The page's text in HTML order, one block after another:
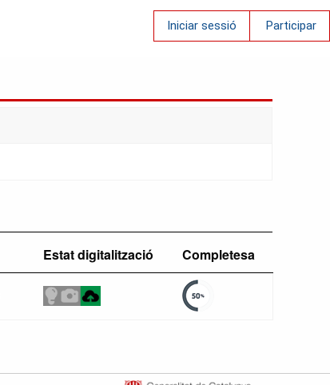
Iniciar sessió Participar
Estat digitalització Completesa